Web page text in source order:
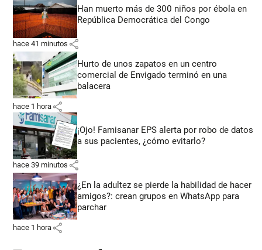
Han muerto más de 300 niños por ébola en
República Democrática del Congo
hace 41 minutos share
Hurto de unos zapatos en un centro
comercial de Envigado terminó en una
balacera
hace 1 hora share
¡Ojo! Famisanar EPS alerta por robo de datos
a sus pacientes, ¿cómo evitarlo?
hace 39 minutos share
¿En la adultez se pierde la habilidad de hacer
amigos?: crean grupos en WhatsApp para
parchar
hace 1 hora share